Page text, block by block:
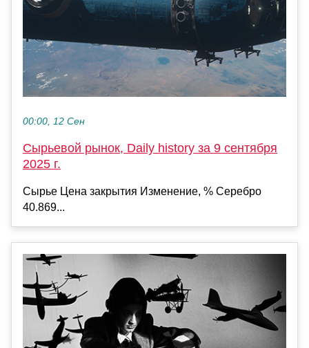
00:00, 12 Сен
Сырьевой рынок, Daily history за 9 сентября
2025 г.
Сырье Цена закрытия Изменение, % Серебро
40.869...